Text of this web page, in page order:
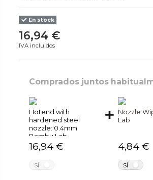
En stock
16,94 €
IVA incluidos
Comprados juntos
Hotend with
hardened steel
nozzle: 0.4mm
Bambu Lab
16,94 €
SÍ
Nozzle
Lab
4,84 €
SÍ